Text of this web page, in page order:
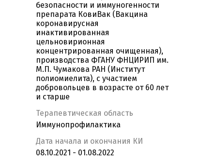
безопасности и иммуногенности
препарата КовиВак (Вакцина
коронавирусная
инактивированная
цельновирионная
концентрированная очищенная),
производства ФГАНУ ФНЦИРИП им.
М.П. Чумакова РАН (Институт
полиомиелита), с участием
добровольцев в возрасте от 60 лет
и старше
Терапевтическая область
Иммунопрофилактика
Дата начала и окончания КИ
08.10.2021 - 01.08.2022